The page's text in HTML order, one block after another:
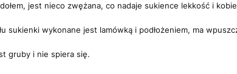
jest nieco zwężana, co nadaje sukience lekkość i
sukienki wykonane jest lamówką i podłożeniem, ma
gruby i nie spiera się.